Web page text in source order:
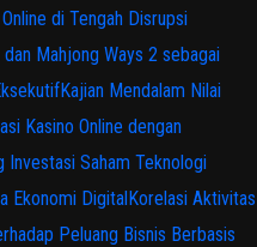
di Tengah Disrupsi
Mahjong Ways 2 sebagai
Kajian Mendalam Nilai
Kasino Online dengan
Investasi Saham Teknologi
Ekonomi DigitalKorelasi Aktivitas
Peluang Bisnis Berbasis